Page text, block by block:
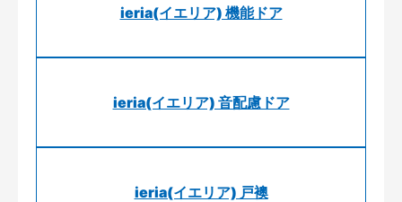
ieria(イエリア) 機能ドア
ieria(イエリア) 音配慮ドア
ieria(イエリア) 戸襖